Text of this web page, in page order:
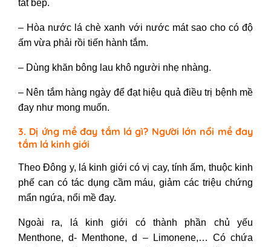
tắt bếp.
– Hòa nước lá chè xanh với nước mát sao cho có độ
ấm vừa phải rồi tiến hành tắm.
– Dùng khăn bông lau khô người nhẹ nhàng.
– Nên tắm hàng ngày để đạt hiệu quả điều trị bệnh mề
đay như mong muốn.
3. Dị ứng mề đay tắm lá gì? Người lớn nổi mề đay
tắm lá kinh giới
Theo Đông y, lá kinh giới có vị cay, tính ấm, thuộc kinh
phế can có tác dụng cầm máu, giảm các triệu chứng
mẩn ngứa, nổi mề đay.
Ngoài ra, lá kinh giới có thành phần chủ yếu
Menthone, d- Menthone, d – Limonene,… Có chứa